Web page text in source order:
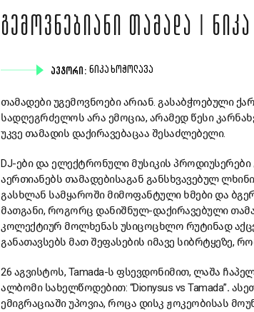
ᲒᲔᲛᲝᲕᲜᲔᲑᲘᲐᲜᲘ ᲗᲐᲛᲐᲓᲐ |
ᲐᲕᲢᲝᲠᲘ: ᲜᲘᲙᲐ ᲮᲝᲭᲝᲚᲐᲕᲐ
თამადები უგემოვნოები არიან. გასაბჭოებული
სადღეგრძელოს არა ემოცია, არამედ წესი
უკვე თამადის დაქირავებაცაა შესაძლებელი.
DJ-ები და ელექტრონული მუსიკის
აერთიანებს თამადებისაგან განსხვავებულ
გასხლან სამყაროში მიმოფანტული ხმები და
მათგანი, როგორც დანიშნულ-დაქირავებული
კოლექტიურ მოლხენას უსიცოცხლო რუტინად
განათავსებს მათ შეფასების იმავე სიბრტყეზე,
26 აგვისტოს, Tamada-ს ფსევდონიმით, ლაშა
ალბომი სახელწოდებით: “Dionysus vs Tamada”.
ემიგრაციაში უპოვია, როცა დისკ ჟოკეობისას